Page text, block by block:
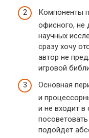
Компоненты
офисного, не
научных
сразу хочу
автор не
игровой
Основная
и
и не входит
подойдёт